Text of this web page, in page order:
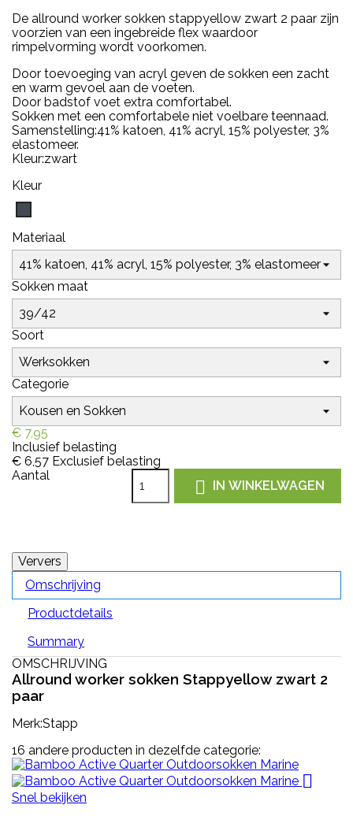
De allround worker sokken stappyellow zwart 2 paar zijn
voorzien van een ingebreide flex waardoor
rimpelvorming wordt voorkomen.
Door toevoeging van acryl geven de sokken een zacht
en warm gevoel aan de voeten.
Door badstof voet extra comfortabel.
Sokken met een comfortabele niet voelbare teennaad.
Samenstelling:41% katoen, 41% acryl, 15% polyester, 3%
elastomeer.
Kleur:zwart
Kleur
Materiaal
Sokken maat
Soort
Categorie
€ 7,95
Inclusief belasting
€ 6,57 Exclusief belasting
Aantal
 IN WINKELWAGEN
Omschrijving
Productdetails
Summary
OMSCHRIJVING
Allround worker sokken Stappyellow zwart 2
paar
Merk:Stapp
16 andere producten in dezelfde categorie:

Snel bekijken